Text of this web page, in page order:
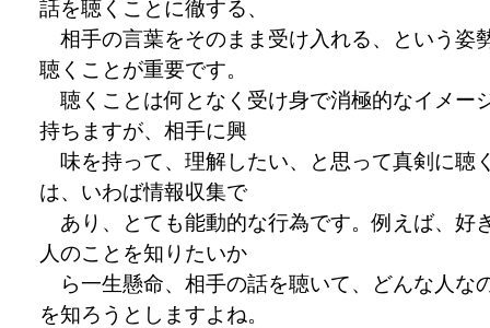
話を聴くことに徹する、
相手の言葉をそのまま受け入れる、という姿
聴くことが重要です。
聴くことは何となく受け身で消極的なイメー
持ちますが、相手に興
味を持って、理解したい、と思って真剣に聴
は、いわば情報収集で
あり、とても能動的な行為です。例えば、好
人のことを知りたいか
ら一生懸命、相手の話を聴いて、どんな人な
を知ろうとしますよね。